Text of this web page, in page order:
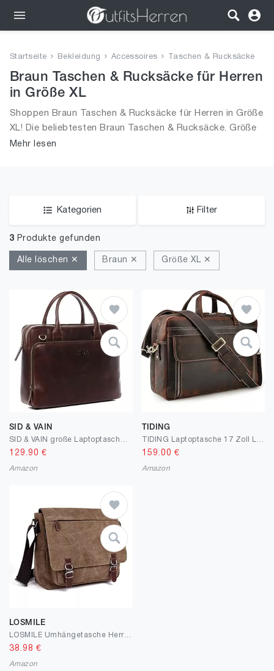
Bekleidung
Schuhe
Startseite Bekleidung Accessoires Taschen & Rucksäcke
Braun Taschen & Rucksäcke für Herren
in Größe XL
Shoppen Braun Taschen & Rucksäcke für Herren in Größe
XL! Die beliebtesten Braun Taschen & Rucksäcke. Größe
Auswahl an Braun Taschen & Rucksäcke in Größe XL und
Mehr lesen
Kategorien Filter
3 Produkte gefunden
Alle löschen ✕ Braun ✕ Größe XL ✕
SID & VAIN
129.90 €
Amazon
TIDING
159.00 €
Amazon
LOSMILE
LOSMILE Umhängetasche Herren Schultertasche 16 Zoll Kuriertasche Canvas Laptop Tasche Messenger Bag für Arbeit und Schule.
38.98 €
Amazon